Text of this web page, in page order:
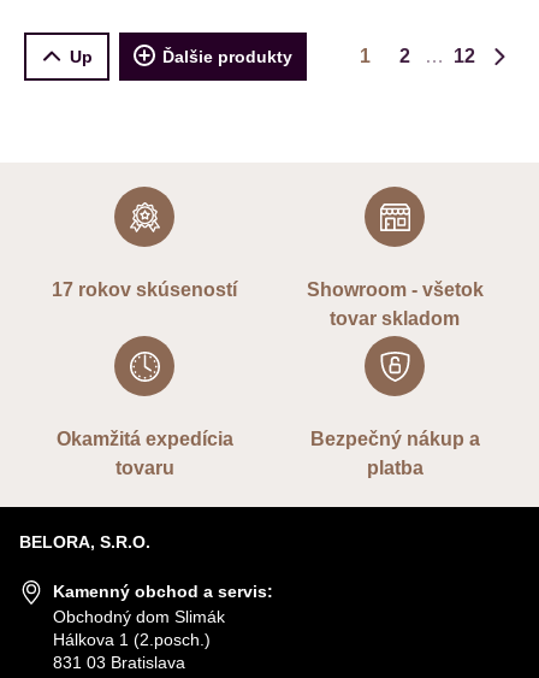
Up Ďalšie produkty 1 2
12
17 rokov skúseností
Showroom - všetok
tovar skladom
Okamžitá expedícia
tovaru
Bezpečný nákup a
platba
BELORA, S.R.O.
Kamenný obchod a servis:
Obchodný dom Slimák
Hálkova 1 (2.posch.)
831 03 Bratislava